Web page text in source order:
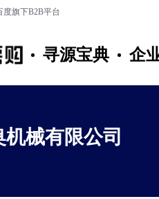
度旗下B2B平台
寻源宝典 企
械有限公司